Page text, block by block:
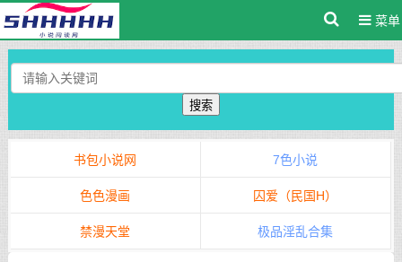
菜单
搜索
书包小说网 7色小说
色色漫画 囚爱（民国H）
禁漫天堂 极品淫乱合集